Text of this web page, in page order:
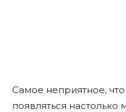
Самое неприятное,
появляться настолько